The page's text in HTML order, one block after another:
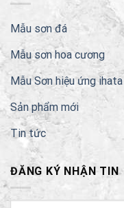
Mẫu sơn đá
Mẫu sơn hoa cương
Mẫu Sơn hiệu ứng ihata
Sản phẩm mới
Tin tức
ĐĂNG KÝ NHẬN TIN